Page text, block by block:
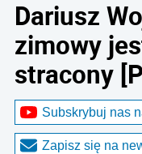
Dariusz
zimowy
stracony
Subskrybuj nas
Zapisz się na